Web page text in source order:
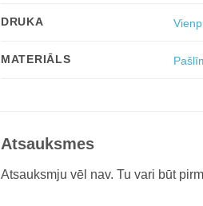
DRUKA
MATERIĀLS
Atsauksmes
Atsauksmju vēl nav. Tu vari būt